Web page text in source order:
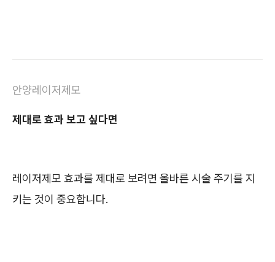
안양레이저제모
제대로 효과 보고 싶다면
레이저제모 효과를 제대로 보려면 올바른 시술 주기를 지
키는 것이 중요합니다.